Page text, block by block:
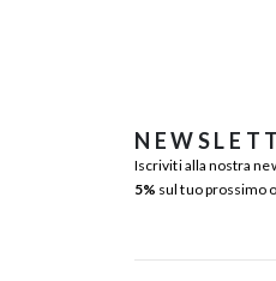
Iscriviti alla nostra
5% sul tuo prossimo